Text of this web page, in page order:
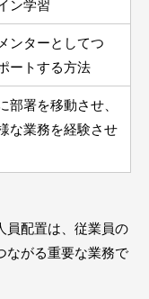
ン学習
ンターとしてつ
ートする方法
部署を移動させ、
な業務を経験させ
員配置は、従業員の
ながる重要な業務で